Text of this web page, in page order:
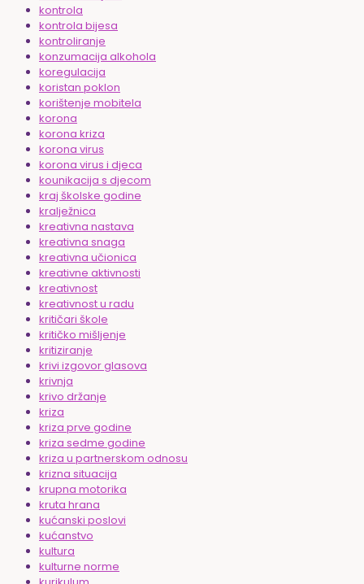
kontrola
kontrola bijesa
kontroliranje
konzumacija alkohola
koregulacija
koristan poklon
korištenje mobitela
korona
korona kriza
korona virus
korona virus i djeca
kounikacija s djecom
kraj školske godine
kralježnica
kreativna nastava
kreativna snaga
kreativna učionica
kreativne aktivnosti
kreativnost
kreativnost u radu
kritičari škole
kritičko mišljenje
kritiziranje
krivi izgovor glasova
krivnja
krivo držanje
kriza
kriza prve godine
kriza sedme godine
kriza u partnerskom odnosu
krizna situacija
krupna motorika
kruta hrana
kućanski poslovi
kućanstvo
kultura
kulturne norme